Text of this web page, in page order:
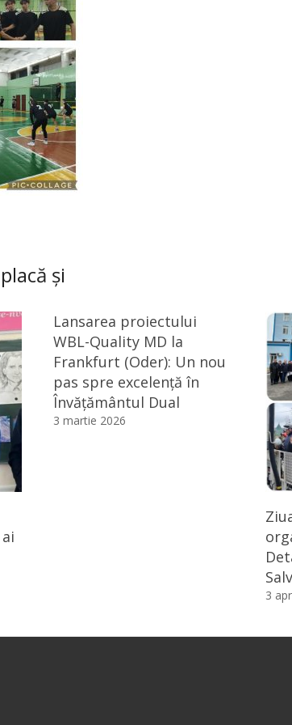
și
Lansarea proiectului
WBL-Quality MD la
Frankfurt (Oder): Un nou
pas spre excelență în
Învățământul Dual
3 martie 2026
3